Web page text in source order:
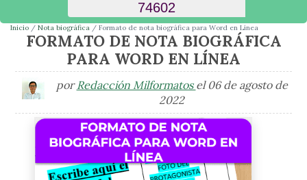
Inicio Nota biográfica Formato de nota biográfica para Word en Línea
FORMATO DE NOTA BIOGRÁFICA
PARA WORD EN LÍNEA
porRedacción Milformatos el 06 de agosto de
2022